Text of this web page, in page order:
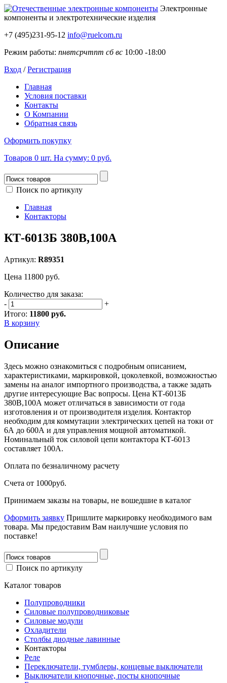
Электронные
компоненты и электротехнические изделия
+7 (495)231-95-12 info@ruelcom.ru
Режим работы: пнвтсрчтпт сб вс 10:00 -18:00
Вход /Регистрация
Главная
Условия поставки
Контакты
О Компании
Обратная связь
Оформить покупку
Товаров 0 шт. На сумму: 0 руб.
Поиск по артикулу
Главная
Контакторы
КТ-6013Б 380В,100А
Артикул: R89351
Цена 11800 руб.
Количество для заказа:
-
+
Итого: 11800 руб.
В корзину
Описание
Здесь можно ознакомиться с подробным описанием,
характеристиками, маркировкой, цоколевкой, возможностью
замены на аналог импортного производства, а также задать
другие интересующие Вас вопросы. Цена КТ-6013Б
380В,100А может отличаться в зависимости от года
изготовления и от производителя изделия. Контактор
необходим для коммутации электрических цепей на токи от
6А до 600А и для управления мощной автоматикой.
Номинальный ток силовой цепи контактора КТ-6013
составляет 100А.
Оплата по безналичному расчету
Счета от 1000руб.
Принимаем заказы на товары, не вошедшие в каталог
Оформить заявку Пришлите маркировку необходимого вам
товара. Мы предоставим Вам наилучшие условия по
поставке!
Поиск по артикулу
Каталог товаров
Полупроводники
Силовые полупроводниковые
Силовые модули
Охладители
Столбы диодные лавинные
Контакторы
Реле
Переключатели, тумблеры, концевые выключатели
Выключатели кнопочные, посты кнопочные